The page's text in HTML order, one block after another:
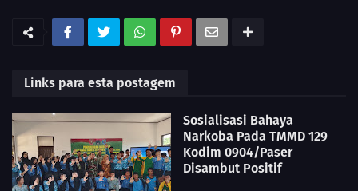
Links para esta postagem
Sosialisasi Bahaya
Narkoba Pada TMMD 129
Kodim 0904/Paser
Disambut Positif